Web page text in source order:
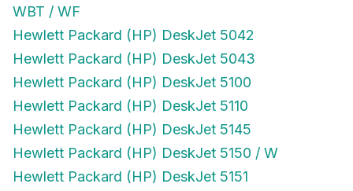
WBT / WF
Hewlett Packard (HP) DeskJet 5042
Hewlett Packard (HP) DeskJet 5043
Hewlett Packard (HP) DeskJet 5100
Hewlett Packard (HP) DeskJet 5110
Hewlett Packard (HP) DeskJet 5145
Hewlett Packard (HP) DeskJet 5150 / W
Hewlett Packard (HP) DeskJet 5151